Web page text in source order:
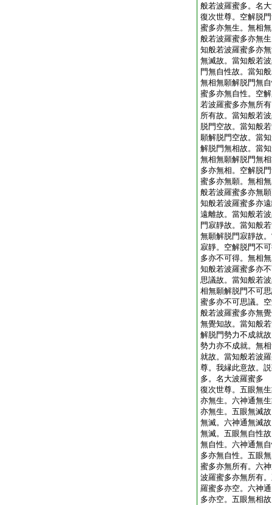
般若波羅蜜多。名
復次世尊。空解脱
蜜多亦無生。無相
般若波羅蜜多亦無
知般若波羅蜜多亦
無滅故。當知般若
門無自性故。當知
無相無願解脱門無
蜜多亦無自性。空
若波羅蜜多亦無所
所有故。當知般若
脱門空故。當知般
願解脱門空故。當
解脱門無相故。當
無相無願解脱門無
多亦無相。空解脱
蜜多亦無願。無相
般若波羅蜜多亦無
知般若波羅蜜多亦
遠離故。當知般若
門寂靜故。當知般
無願解脱門寂靜故
寂靜。空解脱門不
多亦不可得。無相
知般若波羅蜜多亦
思議故。當知般若
相無願解脱門不可
蜜多亦不可思議。
般若波羅蜜多亦無
無覺知故。當知般
解脱門勢力不成就
勢力亦不成就。無
就故。當知般若波
尊。我縁此意故。
多。名大波羅蜜多
復次世尊。五眼無
亦無生。六神通無
亦無生。五眼無滅
無滅。六神通無滅
無滅。五眼無自性
無自性。六神通無
多亦無自性。五眼
蜜多亦無所有。六
波羅蜜多亦無所有
羅蜜多亦空。六神
多亦空。五眼無相